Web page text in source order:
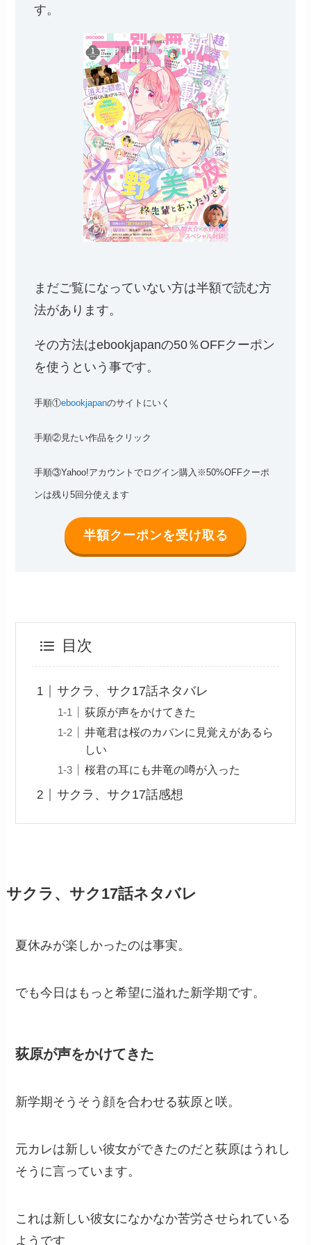
す。
まだご覧になっていない方は半額で読む方
法があります。
その方法はebookjapanの50％OFFクーポン
を使うという事です。
手順①ebookjapanのサイトにいく
手順②見たい作品をクリック
手順③Yahoo!アカウントでログイン購入※50%OFFクーポ
ンは残り5回分使えます
半額クーポンを受け取る
目次
サクラ、サク17話ネタバレ
荻原が声をかけてきた
井竜君は桜のカバンに見覚えがあるら
しい
桜君の耳にも井竜の噂が入った
サクラ、サク17話感想
サクラ、サク17話ネタバレ
夏休みが楽しかったのは事実。
でも今日はもっと希望に溢れた新学期です。
荻原が声をかけてきた
新学期そうそう顔を合わせる荻原と咲。
元カレは新しい彼女ができたのだと荻原はうれし
そうに言っています。
これは新しい彼女になかなか苦労させられている
ようです